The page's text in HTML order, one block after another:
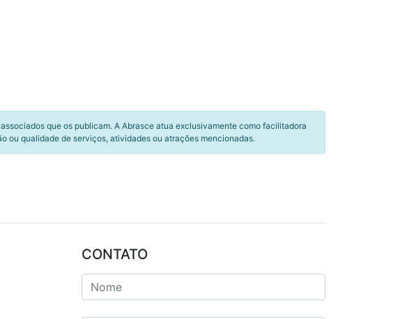
que os publicam. A Abrasce atua exclusivamente como facilitadora
ou qualidade de serviços, atividades ou atrações mencionadas.
CONTATO